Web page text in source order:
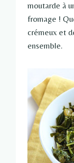
moutarde à
fromage !
crémeux et
ensemble.